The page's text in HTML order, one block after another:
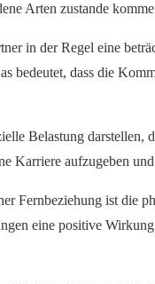
Arten zustande
in der Regel eine
bedeutet, dass die
Belastung
Karriere aufzugeben
Fernbeziehung ist die
eine positive